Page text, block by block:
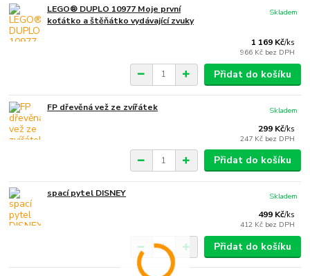
LEGO® DUPLO 10977 Moje první
koťátko a štěňátko vydávající zvuky
1 169 Kč/ks
966 Kč bez DPH
Skladem
Přidat do košíku
FP dřevěná vež ze zvířátek
299 Kč/ks
247 Kč bez DPH
Skladem
Přidat do košíku
spací pytel DISNEY
499 Kč/ks
412 Kč bez DPH
Skladem
Přidat do košíku